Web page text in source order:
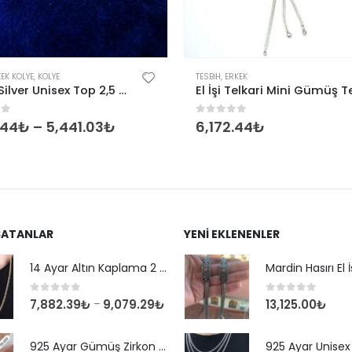
KOLYE, KOLYE
Omar Silver Unisex Top 2,5 MM Kolye Zincir Gümüş
5₺ – 5,441.03₺
TESBIH, ERKEK
0out of 5
6,172.44₺
14 Ayar Altın Kaplama 2 mm Kare Kral Zincir Kolye
0 out of 5
7,882.39₺ – 9,079.29₺
925 Ayar Gümüş Zirkon Taşlı Yuvarlak Suyolu Bileklik
YENI EKLENENLER
0out of 5
13,125.00₺